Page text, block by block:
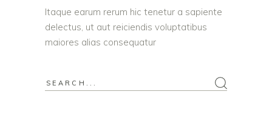
Itaque earum rerum hic tenetur a sapiente
delectus, ut aut reiciendis voluptatibus
maiores alias consequatur
Search